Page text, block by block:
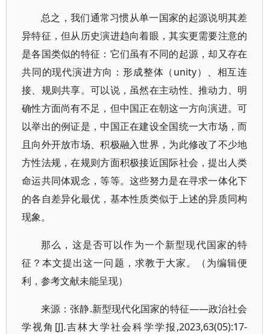
总之，我们通常习惯从单一国家的起源说明其差
异特征，但从历史演进趋向着眼，其实更需要注意的
是各国类似的特征：它们虽有不同的起源，却又存在
共同的现代演进方向：形成整体（unity）、相互连
接、规则共享。可以说，虽然在主动性、推动力、明
确性方面尚有不足，但中国正在朝这一方向演进。可
以举出的例证是，中国正在建设全国统一大市场，而
且向外开放市场、积极融入世界，为此修改了不少地
方性法规，在规则方面积极接近国际社会，提出人类
命运共同体观念，等等。这些努力是在寻求一体化下
的各自差异化最优，基本性质类似于上述的异质同构
现象。
那么，这是否可以作为一个新型现代国家的特
征？本文提出这一问题，求教于大家。（为编辑便
利，参考文献未能呈现）
来源：张静.新型现代化国家的特征——政治社会
学视角[J].吉林大学社会科学学报,2023,63(05):17-